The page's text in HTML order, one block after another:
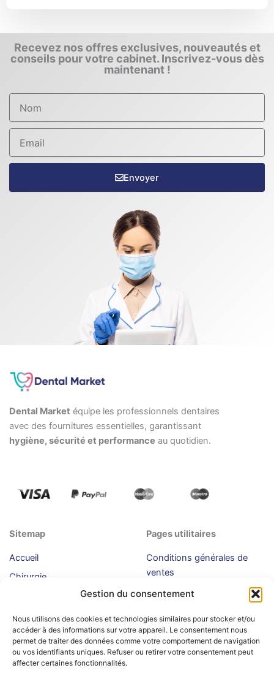
Gestion du consentement
Nous utilisons des cookies et technologies similaires pour stocker et/ou
accéder à des informations sur votre appareil. Le consentement nous
permet de traiter des données comme votre comportement de navigation
ou vos identifiants uniques. Refuser ou retirer votre consentement peut
affecter certaines fonctionnalités.
Recevez nos offres exclusives, nouveautés et
conseils pour votre cabinet. Inscrivez-vous dès
maintenant !
Nom
Email
Envoyer
Dental Market équipe les professionnels dentaires
avec des fournitures essentielles, garantissant
hygiène, sécurité et performance au quotidien.
Sitemap
Accueil
Chirurgie
Parodontologie
Fraises
Instruments rotatifs
Pages utilitaires
Conditions générales de
ventes
Politique de confidentialité